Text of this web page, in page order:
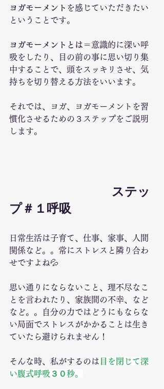
ヨガモーメント を感じていただきたい
ということです。
ヨガモーメントとは＝意識的に深い呼
吸をしたり、目の前の事に思い切り集
中することで、頭をスッキリさせ、気
持ちを切り替える方法をいいます。
それでは、ヨガ、ヨガモーメントを習
慣化させるための３ステップをご説明
します。
プ＃１呼吸
日常生活は子育て、仕事、家事、人間
関係など。。常にストレスと隣り合わ
せですよね💦
思い通りにならないこと、理不尽なこ
とを言われたり、家族間の不幸、など
など。。自分の力ではどうにもならな
い局面でストレスがかかることは生き
ていたら避けられません！
そんな時、私がするのは 目を閉じて深
い腹式呼吸３０秒。